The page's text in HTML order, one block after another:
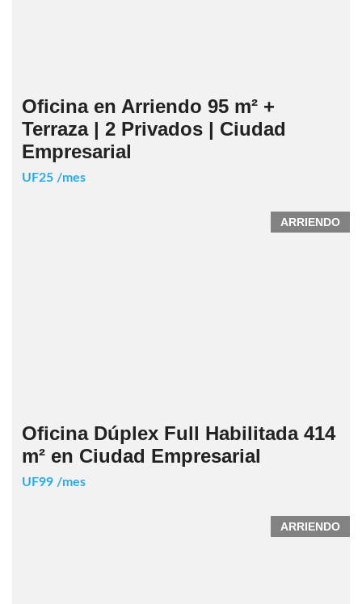
Oficina en Arriendo 95 m² +
Terraza | 2 Privados | Ciudad
Empresarial
UF25 /mes
ARRIENDO
Oficina Dúplex Full Habilitada 414
m² en Ciudad Empresarial
UF99 /mes
ARRIENDO